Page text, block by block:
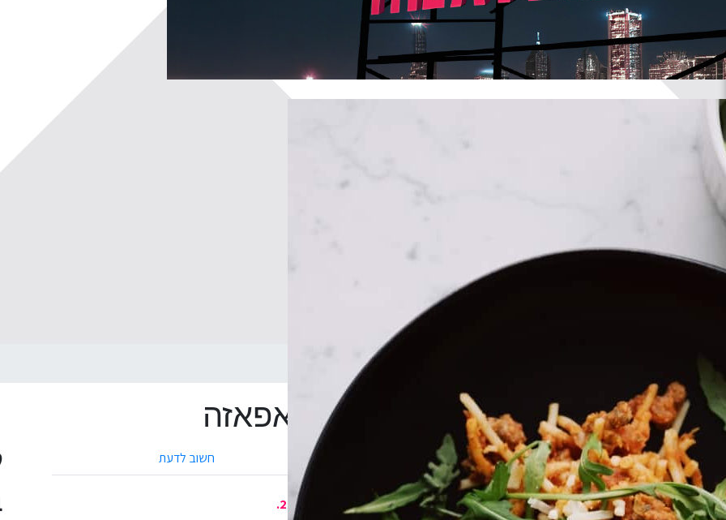
להקת מחול בת־שבע | אנאפאזה
להקת מחול בת־שבע | אנאפאזה
מה במיקס
חשוב לדעת
דצמבר 2026
ביתן 1, אקספו ת"א
מופעי אנאפאזה, שתוכננו להתקיים ביוני 2026, נדחו לדצמבר 2026.